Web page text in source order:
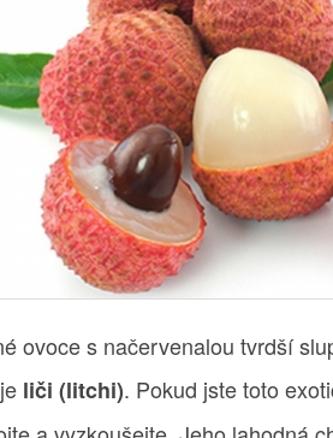
ovoce s načervenalou tvrdší
liči (litchi). Pokud jste toto